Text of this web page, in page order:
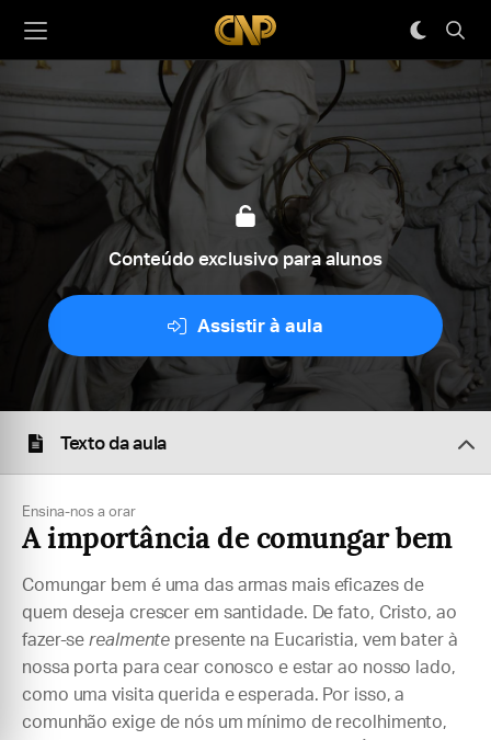
Conteúdo exclusivo para alunos
Assistir à aula
Texto da aula
Ensina-nos a orar
A importância de comungar bem
Comungar bem é uma das armas mais eficazes de
quem deseja crescer em santidade. De fato, Cristo, ao
fazer-serealmente presente na Eucaristia, vem bater à
nossa porta para cear conosco e estar ao nosso lado,
como uma visita querida e esperada. Por isso, a
comunhão exige de nós um mínimo de recolhimento,